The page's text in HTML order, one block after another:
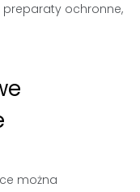
ochronne,
można